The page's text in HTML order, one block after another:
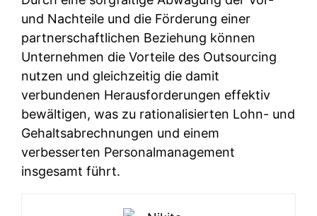
und Nachteile und die Förderung einer
partnerschaftlichen Beziehung können
Unternehmen die Vorteile des Outsourcing
nutzen und gleichzeitig die damit
verbundenen Herausforderungen effektiv
bewältigen, was zu rationalisierten Lohn- und
Gehaltsabrechnungen und einem
verbesserten Personalmanagement
insgesamt führt.